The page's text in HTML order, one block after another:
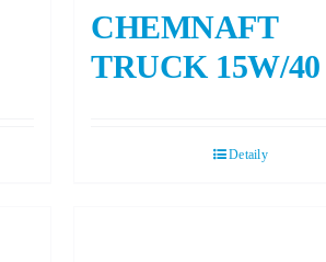
CHEMNAFT
TRUCK 15W/40
Detaily